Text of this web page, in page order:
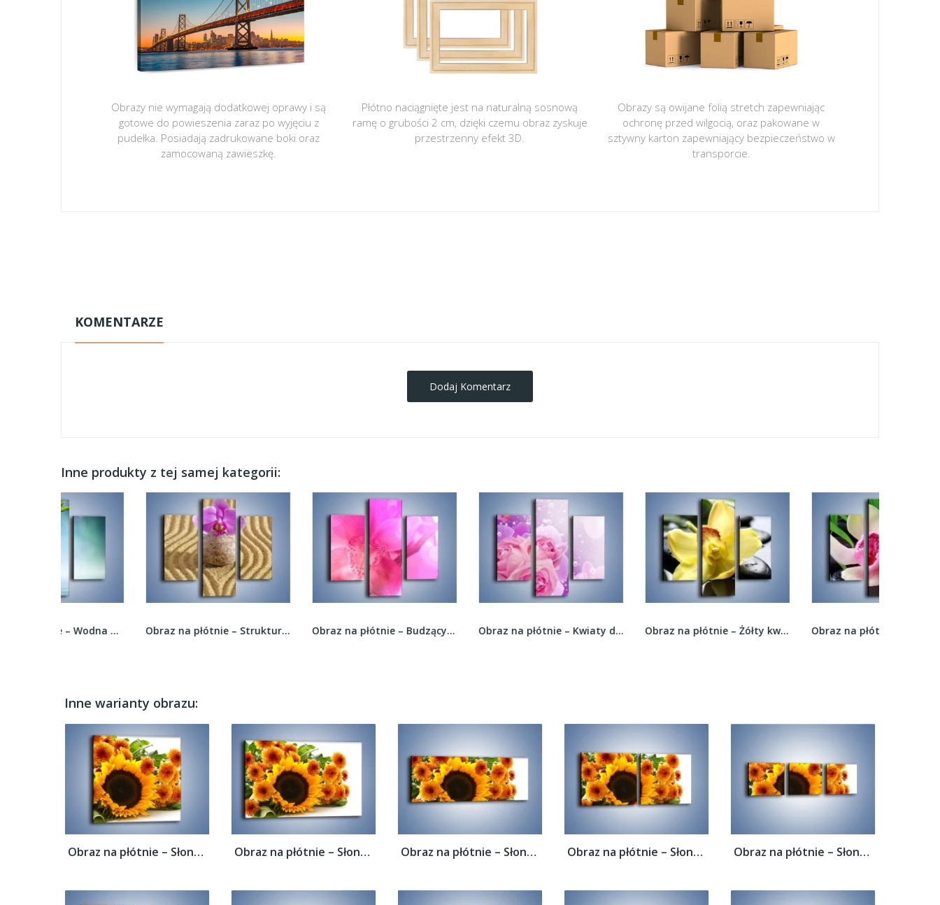
Obrazy nie wymagają dodatkowej oprawy i są
gotowe do powieszenia zaraz po wyjęciu z
pudełka. Posiadają zadrukowane boki oraz
zamocowaną zawieszkę.
Płótno naciągnięte jest na naturalną sosnową
ramę o grubości 2 cm, dzięki czemu obraz zyskuje
przestrzenny efekt 3D.
Obrazy są owijane folią stretch zapewniając
ochronę przed wilgocią, oraz pakowane w
sztywny karton zapewniający bezpieczeństwo w
transporcie.
KOMENTARZE
Dodaj Komentarz
Inne produkty z tej samej kategorii:
Obraz na płótnie – Struktura piasku z kwiatem –... Obraz na płótnie – Budzący dzień w różowym... Obraz na płótnie – Kwiaty dla księżniczki –... Obraz na płótnie – Żółty kwiat na mokrych... Obraz na płótnie – Cudny kwiat na pierwszym...
Inne warianty obrazu:
Obraz na płótnie – Słoneczniki nie tylko... Obraz na płótnie – Słoneczniki nie tylko... Obraz na płótnie – Słoneczniki nie tylko... Obraz na płótnie – Słoneczniki nie tylko... Obraz na płótnie – Słoneczniki nie tylko...